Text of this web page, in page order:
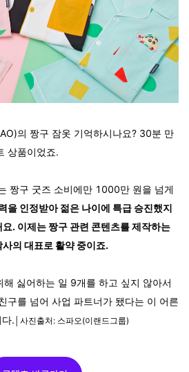
의 짱구 잠옷 기억하시나요? 30분 만
상품이었죠.
짱구 굿즈 소비에만 1000만 원을 넘게
을 인정받아 젊은 나이에 특급 승진했지
요. 이제는 짱구 관련 콘텐츠를 제작하는
의 대표로 활약 중이죠.
싫어하는 일 9개를 하고 싶지 않아서
구를 넘어 사업 파트너가 됐다는 이 어른
. │사진출처: 스파오(이랜드그룹)